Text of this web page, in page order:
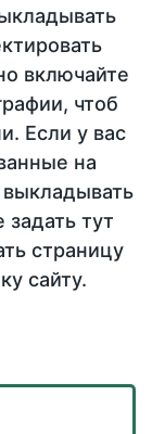
включайте
чтоб
Если у вас
на
тут
страницу
сайту.